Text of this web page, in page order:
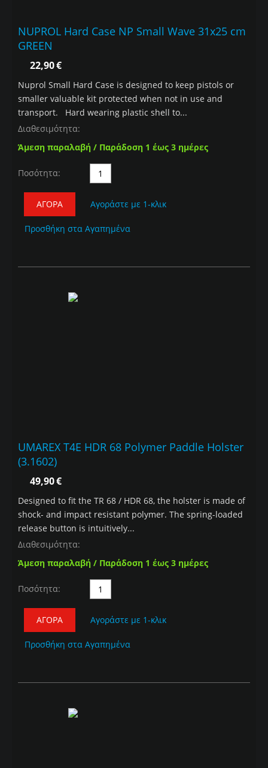
NUPROL Hard Case NP Small Wave 31x25 cm
GREEN
22,90€
Nuprol Small Hard Case is designed to keep pistols or
smaller valuable kit protected when not in use and
transport. Hard wearing plastic shell to...
Διαθεσιμότητα:
Άμεση παραλαβή / Παράδοση 1 έως 3 ημέρες
Ποσότητα:
ΑΓΟΡΆ Αγοράστε με 1-κλικ
Προσθήκη στα Αγαπημένα
UMAREX T4E HDR 68 Polymer Paddle Holster
(3.1602)
49,90€
Designed to fit the TR 68 / HDR 68, the holster is made of
shock- and impact resistant polymer. The spring-loaded
release button is intuitively...
Διαθεσιμότητα:
Άμεση παραλαβή / Παράδοση 1 έως 3 ημέρες
Ποσότητα:
ΑΓΟΡΆ Αγοράστε με 1-κλικ
Προσθήκη στα Αγαπημένα